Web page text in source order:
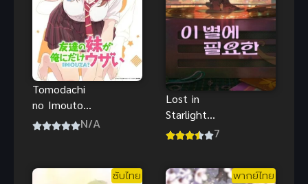
Tomodachi
no Imouto
ga Ore ni
ตัวร้ายกับนาย
N/A
Lost in
Starlight
(2025) เลือน
7
ซับไทย พากย์ไทย